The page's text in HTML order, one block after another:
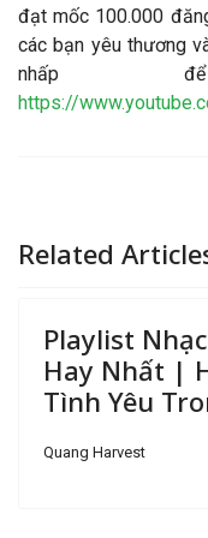
đạt mốc 100.000
các bạn yêu thương
nhấp
https://
Related
Playlist
Hay Nhất |
Tình Yêu
Quang Harvest